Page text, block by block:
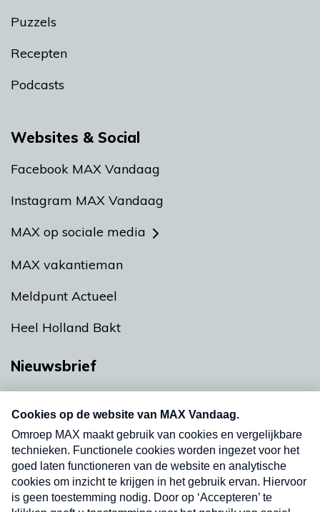
Puzzels
Recepten
Podcasts
Websites & Social
Facebook MAX Vandaag
Instagram MAX Vandaag
MAX op sociale media
MAX vakantieman
Meldpunt Actueel
Heel Holland Bakt
Nieuwsbrief
nieuwsbrief. Elke vrijdag- en dinsdagochtend in
uw mailbox.
Verzend